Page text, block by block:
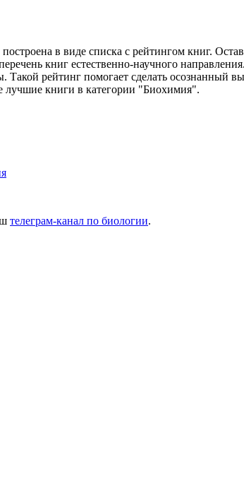
в виде списка с рейтингом книг.
книг естественно-научного
Такой рейтинг помогает сделать осознанный
лучшие книги в категории "Биохимия".
телеграм-канал по биологии.